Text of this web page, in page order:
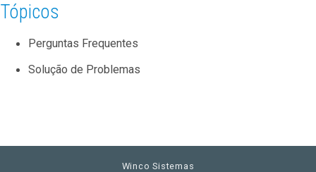
Tópicos
Perguntas Frequentes
Solução de Problemas
Winco Sistemas